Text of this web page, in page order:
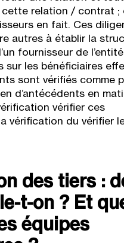
relation / contrat ;
en fait. Ces
autres à établir la
fournisseur de
sur les bénéficiaires
sont vérifiés comme
d’antécédents en
vérifier ces
vérification du vérifier
des tiers :
t-on ? Et
équipes